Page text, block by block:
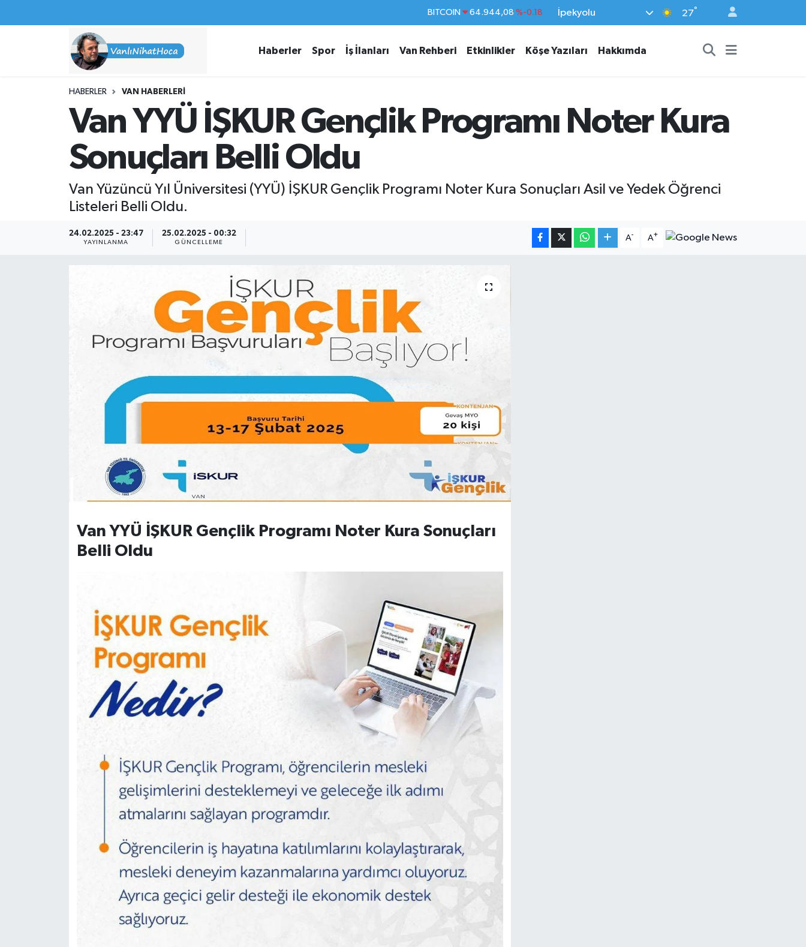
DOLAR 47,7436 %0.18
STERLİN 64,4811 %0.38
BITCOIN 64.944,08 %-0.18
İpekyolu 27°
Haberler Spor İş İlanları Van Rehberi Etkinlikler Köşe Yazıları Hakkımda
HABERLER VAN HABERLERI
Van YYÜ İŞKUR Gençlik Programı Noter Kura
Sonuçları Belli Oldu
Van Yüzüncü Yıl Üniversitesi (YYÜ) İŞKUR Gençlik Programı Noter Kura Sonuçları Asil ve Yedek Öğrenci
Listeleri Belli Oldu.
24.02.2025 - 23:47
YAYINLANMA
25.02.2025 - 00:32
GÜNCELLEME
A- A+
Van YYÜ İŞKUR Gençlik Programı Noter Kura Sonuçları
Belli Oldu
Haberler
İş İlanları
Etkinlikler
Hakkımda
İpekyolu Nöbetçi Eczaneler
İpekyolu Trafik Yoğunluk Haritası
Tüm Manşetler
Haber Arşivi